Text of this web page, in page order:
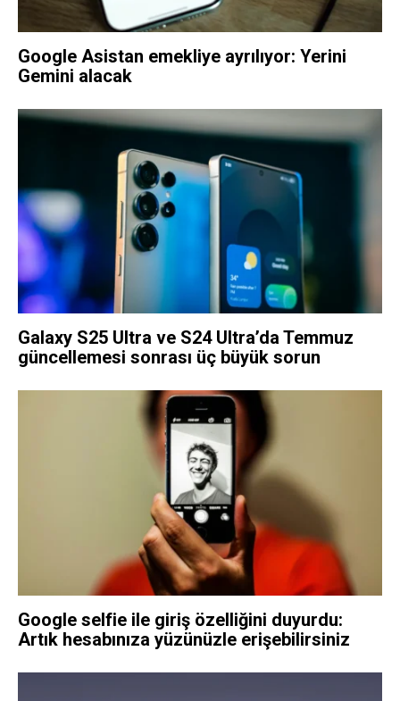
Google Asistan emekliye ayrılıyor: Yerini
Gemini alacak
Galaxy S25 Ultra ve S24 Ultra’da Temmuz
güncellemesi sonrası üç büyük sorun
Google selfie ile giriş özelliğini duyurdu:
Artık hesabınıza yüzünüzle erişebilirsiniz